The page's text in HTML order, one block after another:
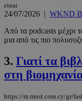
einai
24/07/2026 | WKND
Από τα podcasts μέχρι
μια από τις πιο
3. Γιατί τα
στη
https://m.must.com.cy/gr/